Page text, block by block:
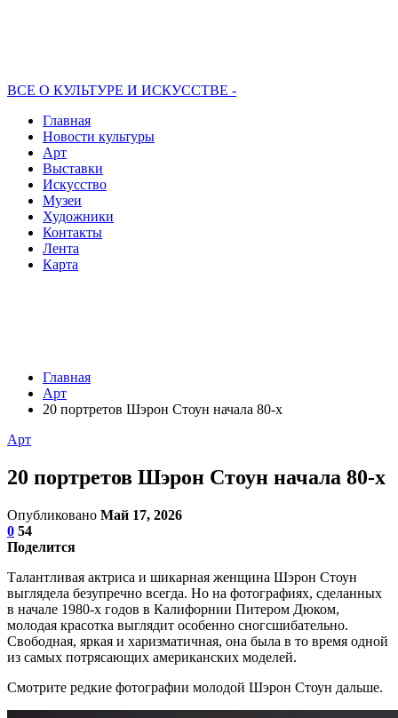
ВСЕ О КУЛЬТУРЕ И ИСКУССТВЕ -
Главная
Новости культуры
Арт
Выставки
Искусство
Музеи
Художники
Контакты
Лента
Карта
Главная
Арт
20 портретов Шэрон Стоун начала 80-х
Арт
20 портретов Шэрон Стоун начала 80-х
Опубликовано Май 17, 2026
0 54
Поделится
Талантливая актриса и шикарная женщина Шэрон Стоун
выглядела безупречно всегда. Но на фотографиях, сделанных
в начале 1980-х годов в Калифорнии Питером Дюком,
молодая красотка выглядит особенно сногсшибательно.
Свободная, яркая и харизматичная, она была в то время одной
из самых потрясающих американских моделей.
Смотрите редкие фотографии молодой Шэрон Стоун дальше.